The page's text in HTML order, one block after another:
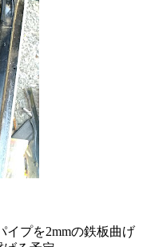
イプを2mmの鉄板曲げ